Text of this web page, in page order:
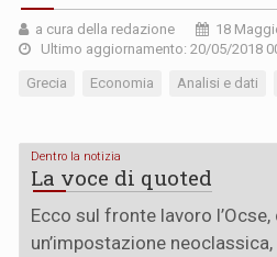
a cura della redazione
18
Ultimo aggiornamento: 20/05/2018
Grecia Economia Analisi e dati
Dentro la notizia
La voce di quoted
Ecco sul fronte lavoro
un’impostazione